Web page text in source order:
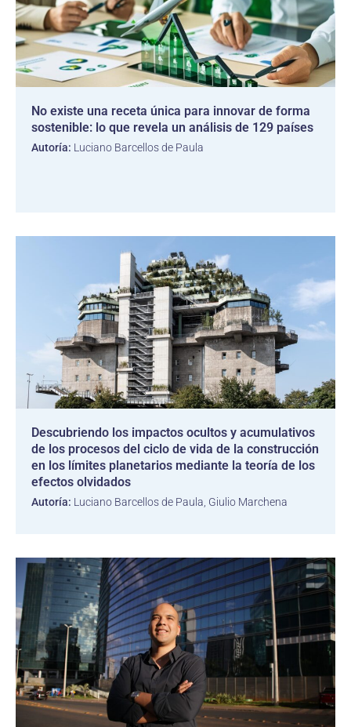
No existe una receta única para innovar de forma
sostenible: lo que revela un análisis de 129 países
Autoría: Luciano Barcellos de Paula
Descubriendo los impactos ocultos y acumulativos
de los procesos del ciclo de vida de la construcción
en los límites planetarios mediante la teoría de los
efectos olvidados
Autoría: Luciano Barcellos de Paula, Giulio Marchena